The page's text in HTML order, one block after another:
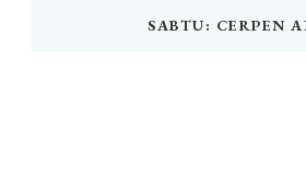
SABTU: CERPEN